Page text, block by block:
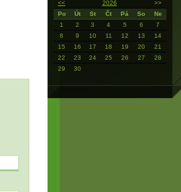
<<
2026
>>
Po
Út St Čt Pá So
Ne
1
2 3 4 5 6
7
8
9 10 11 12 13
14
15
16 17 18 19 20
21
22
23 24 25 26 27
28
29
30